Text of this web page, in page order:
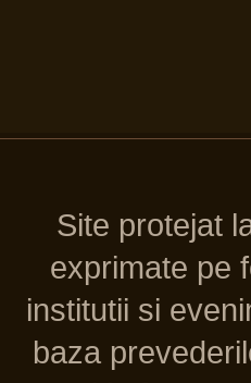
Site protejat
exprimate pe
institutii si
baza